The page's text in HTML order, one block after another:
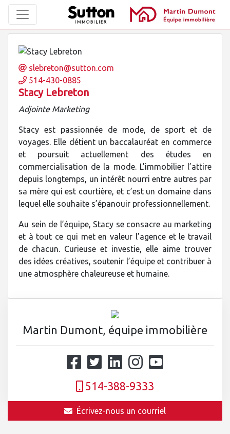
slebreton@sutton.com
514-430-0885
Stacy Lebreton
Adjointe Marketing
Stacy est passionnée de mode, de sport et de
voyages. Elle détient un baccalauréat en commerce
et poursuit actuellement des études en
commercialisation de la mode. L’immobilier l’attire
depuis longtemps, un intérêt nourri entre autres par
sa mère qui est courtière, et c’est un domaine dans
lequel elle souhaite s’épanouir professionnellement.
Au sein de l’équipe, Stacy se consacre au marketing
et à tout ce qui met en valeur l’agence et le travail
de chacun. Curieuse et investie, elle aime trouver
des idées créatives, soutenir l’équipe et contribuer à
une atmosphère chaleureuse et humaine.
Martin Dumont, équipe immobilière
514-388-9333
Écrivez-nous un courriel